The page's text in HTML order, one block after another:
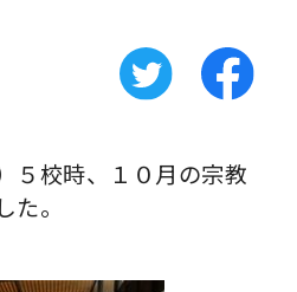
５校時、１０月の宗教
。